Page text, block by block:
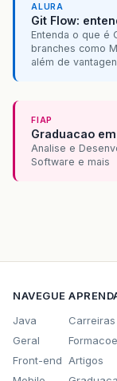
ALURA
Git Flow:
Entenda o que é
branches como
além de
FIAP
Graduacao
Analise e
Software e mais
NAVEGUE
Java
Geral
Front-end Artigos